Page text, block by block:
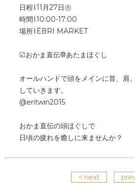
日程⌇11月27日㊊
時間⌇10:00-17:00
場所⌇ËBRI MARKET
☑おかま直伝®︎あたまほぐし
オールハンドで頭をメインに首、肩
していきます。
@eritwin2015
おかま直伝の頭ほぐしで
日頃の疲れを癒しに来ませんか？
< next